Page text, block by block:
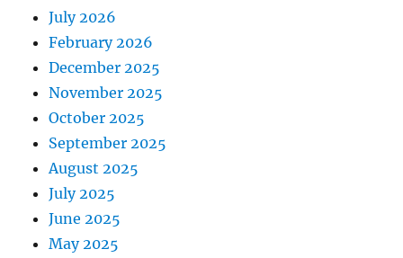
July 2026
February 2026
December 2025
November 2025
October 2025
September 2025
August 2025
July 2025
June 2025
May 2025